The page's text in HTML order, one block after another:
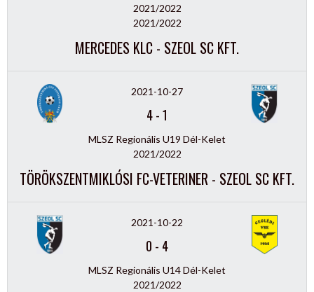
2021/2022
2021/2022
MERCEDES KLC - SZEOL SC KFT.
2021-10-27
4-1
MLSZ Regionális U19 Dél-Kelet
2021/2022
TÖRÖKSZENTMIKLÓSI FC-VETERINER - SZEOL SC KFT.
2021-10-22
0 - 4
MLSZ Regionális U14 Dél-Kelet
2021/2022